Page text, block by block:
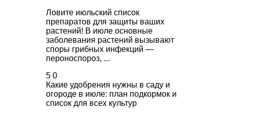
Ловите июльский список
препаратов для защиты ваших
растений! В июле основные
заболевания растений вызывают
споры грибных инфекций —
пероноспороз, ...
5 0
Какие удобрения нужны в саду и
огороде в июле: план подкормок и
список для всех культур